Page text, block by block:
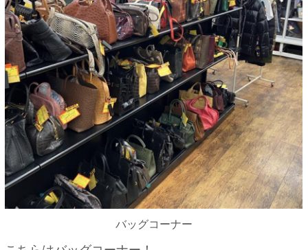
バッグコーナー